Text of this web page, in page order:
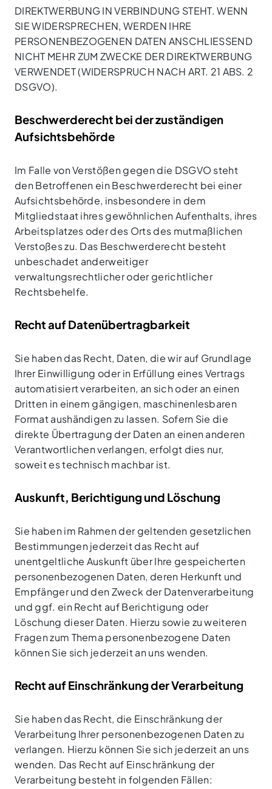
DIREKTWERBUNG IN VERBINDUNG STEHT. WENN
SIE WIDERSPRECHEN, WERDEN IHRE
PERSONENBEZOGENEN DATEN ANSCHLIESSEND
NICHT MEHR ZUM ZWECKE DER DIREKTWERBUNG
VERWENDET (WIDERSPRUCH NACH ART. 21 ABS. 2
DSGVO).
Beschwerde­recht bei der zuständigen
Aufsichts­behörde
Im Falle von Verstößen gegen die DSGVO steht
den Betroffenen ein Beschwerderecht bei einer
Aufsichtsbehörde, insbesondere in dem
Mitgliedstaat ihres gewöhnlichen Aufenthalts, ihres
Arbeitsplatzes oder des Orts des mutmaßlichen
Verstoßes zu. Das Beschwerderecht besteht
unbeschadet anderweitiger
verwaltungsrechtlicher oder gerichtlicher
Rechtsbehelfe.
Recht auf Daten­übertrag­barkeit
Sie haben das Recht, Daten, die wir auf Grundlage
Ihrer Einwilligung oder in Erfüllung eines Vertrags
automatisiert verarbeiten, an sich oder an einen
Dritten in einem gängigen, maschinenlesbaren
Format aushändigen zu lassen. Sofern Sie die
direkte Übertragung der Daten an einen anderen
Verantwortlichen verlangen, erfolgt dies nur,
soweit es technisch machbar ist.
Auskunft, Berichtigung und Löschung
Sie haben im Rahmen der geltenden gesetzlichen
Bestimmungen jederzeit das Recht auf
unentgeltliche Auskunft über Ihre gespeicherten
personenbezogenen Daten, deren Herkunft und
Empfänger und den Zweck der Datenverarbeitung
und ggf. ein Recht auf Berichtigung oder
Löschung dieser Daten. Hierzu sowie zu weiteren
Fragen zum Thema personenbezogene Daten
können Sie sich jederzeit an uns wenden.
Recht auf Einschränkung der Verarbeitung
Sie haben das Recht, die Einschränkung der
Verarbeitung Ihrer personenbezogenen Daten zu
verlangen. Hierzu können Sie sich jederzeit an uns
wenden. Das Recht auf Einschränkung der
Verarbeitung besteht in folgenden Fällen: